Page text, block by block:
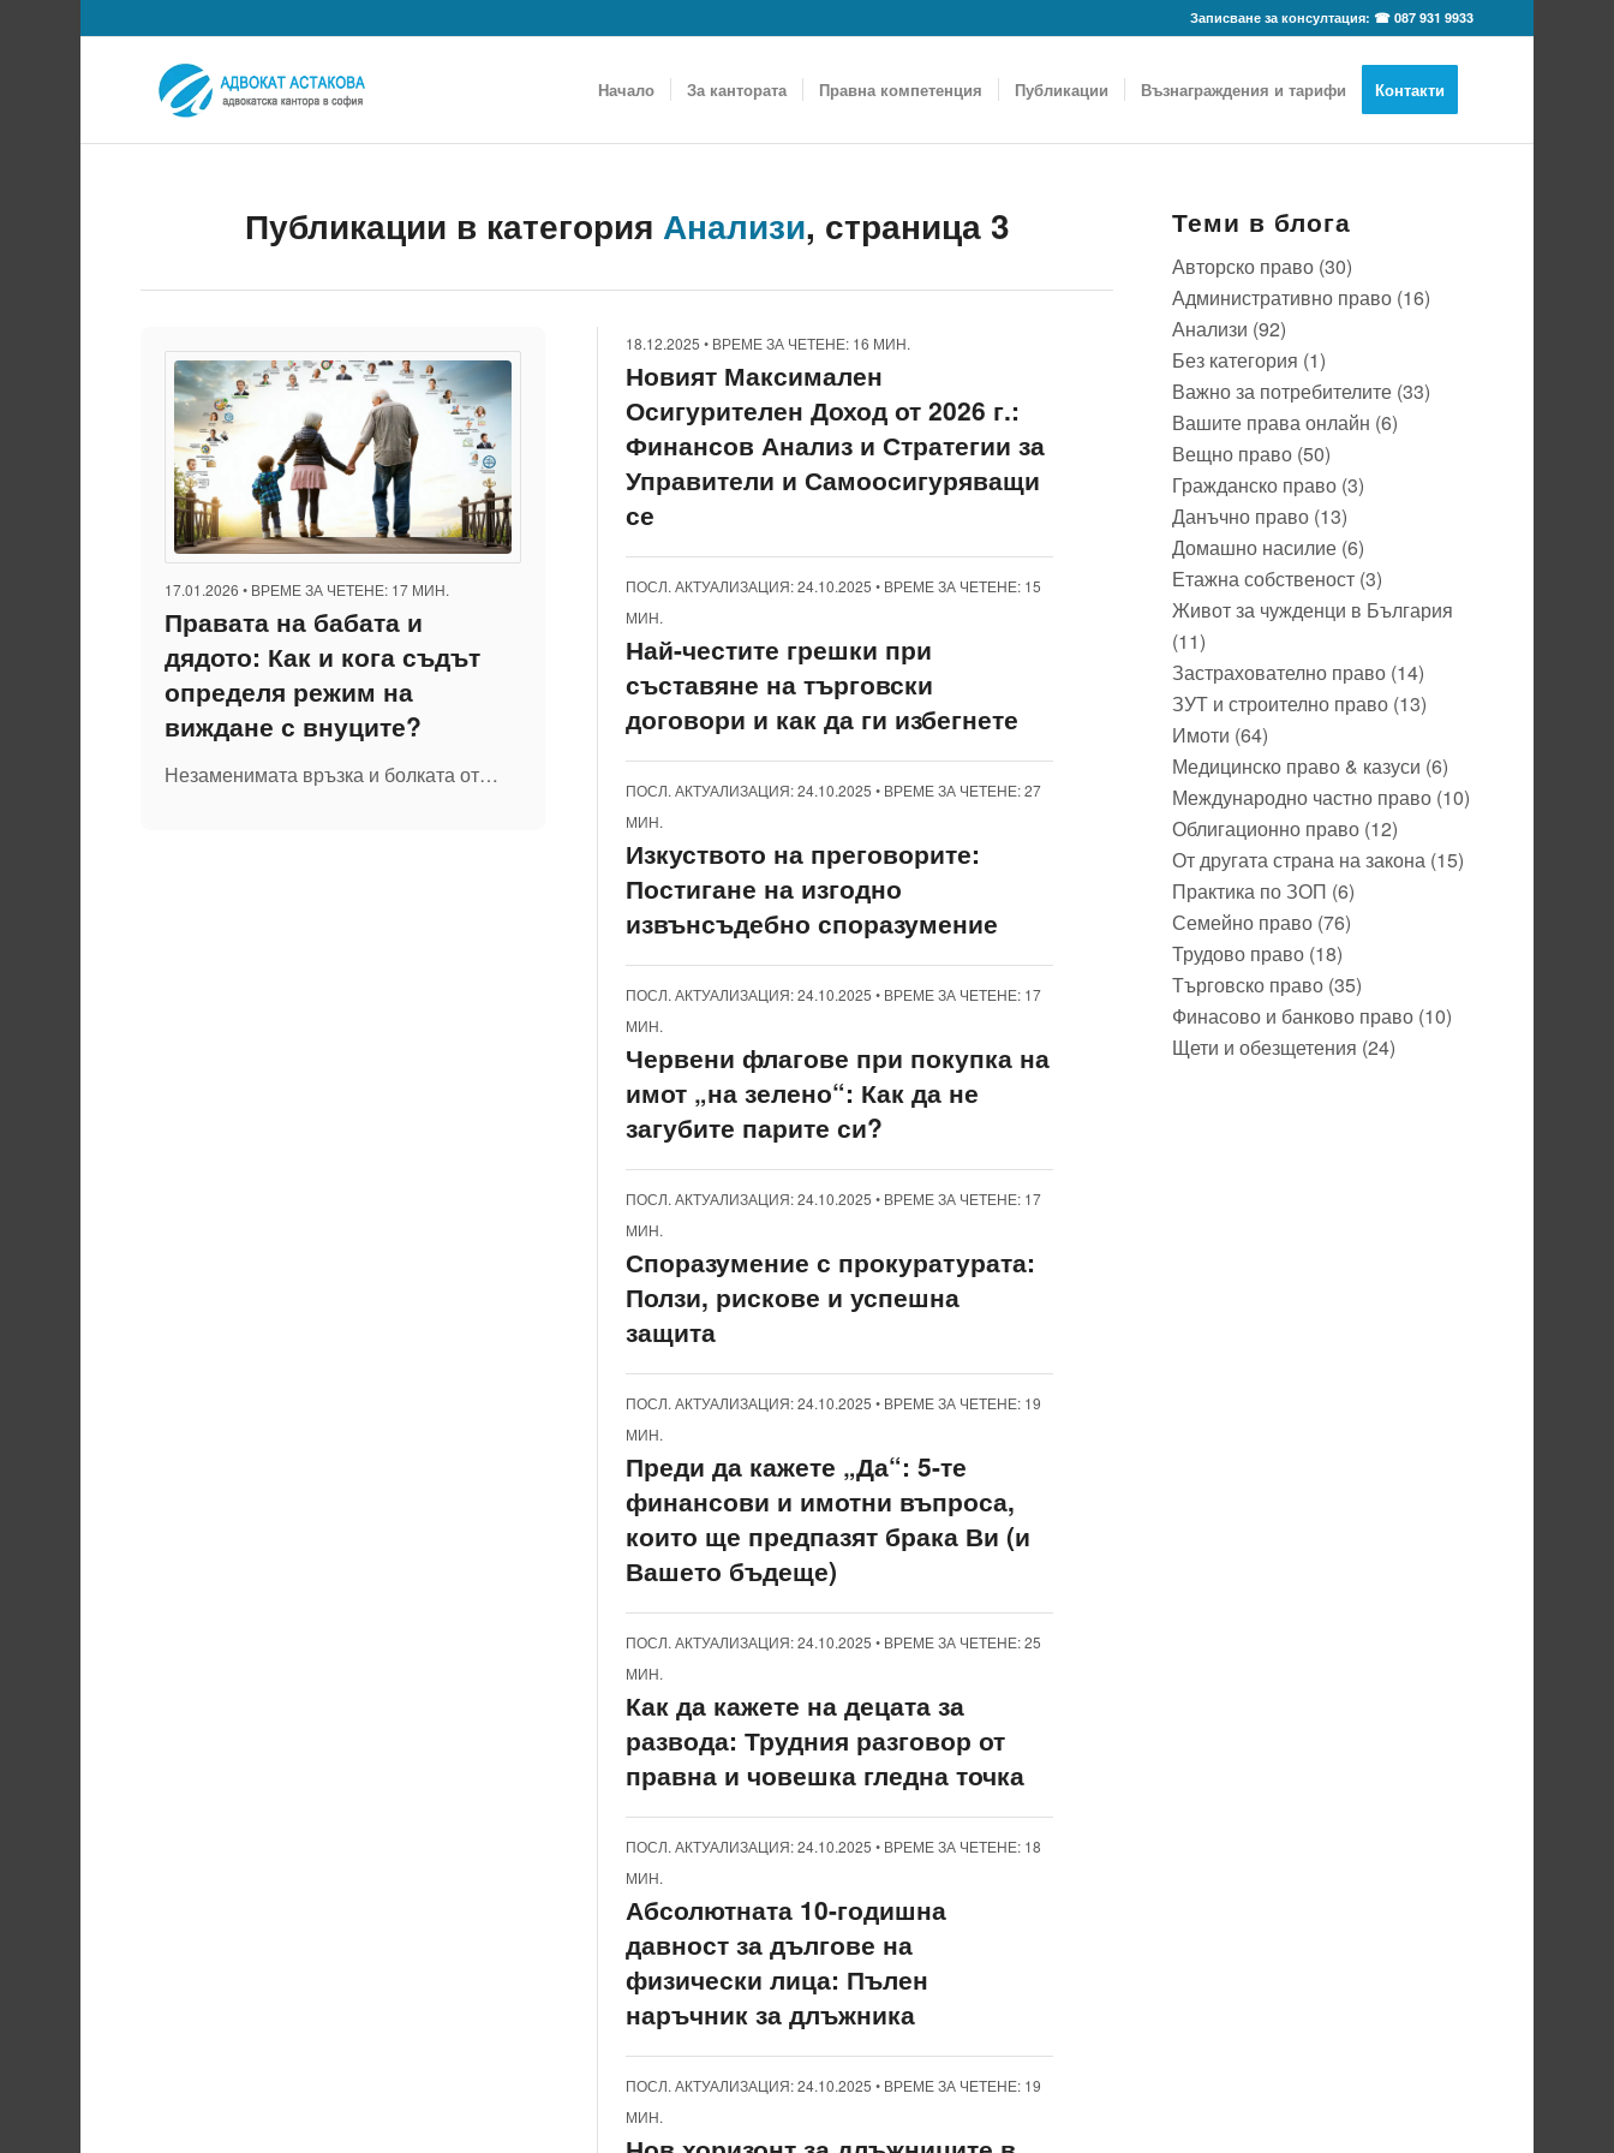
Записване за консултация: ☎ 087 931 9933
Начало За кантората Правна компетенция Публикации Възнаграждения и тарифи Контакти
Публикации в категория Анализи, страница 3
17.01.2026 • ВРЕМЕ ЗА ЧЕТЕНЕ: 17 МИН.
Правата на бабата и
дядото: Как и кога съдът
определя режим на
виждане с внуците?
Незаменимата връзка и болката от…
18.12.2025 • ВРЕМЕ ЗА ЧЕТЕНЕ: 16 МИН.
Новият Максимален
Осигурителен Доход от 2026 г.:
Финансов Анализ и Стратегии за
Управители и Самоосигуряващи
се
ПОСЛ. АКТУАЛИЗАЦИЯ: 24.10.2025 • ВРЕМЕ ЗА ЧЕТЕНЕ: 15
МИН.
Най-честите грешки при
съставяне на търговски
договори и как да ги избегнете
ПОСЛ. АКТУАЛИЗАЦИЯ: 24.10.2025 • ВРЕМЕ ЗА ЧЕТЕНЕ: 27
МИН.
Изкуството на преговорите:
Постигане на изгодно
извънсъдебно споразумение
ПОСЛ. АКТУАЛИЗАЦИЯ: 24.10.2025 • ВРЕМЕ ЗА ЧЕТЕНЕ: 17
МИН.
Червени флагове при покупка на
имот „на зелено“: Как да не
загубите парите си?
ПОСЛ. АКТУАЛИЗАЦИЯ: 24.10.2025 • ВРЕМЕ ЗА ЧЕТЕНЕ: 17
МИН.
Споразумение с прокуратурата:
Ползи, рискове и успешна
защита
ПОСЛ. АКТУАЛИЗАЦИЯ: 24.10.2025 • ВРЕМЕ ЗА ЧЕТЕНЕ: 19
МИН.
Преди да кажете „Да“: 5-те
финансови и имотни въпроса,
които ще предпазят брака Ви (и
Вашето бъдеще)
ПОСЛ. АКТУАЛИЗАЦИЯ: 24.10.2025 • ВРЕМЕ ЗА ЧЕТЕНЕ: 25
МИН.
Как да кажете на децата за
развода: Трудния разговор от
правна и човешка гледна точка
ПОСЛ. АКТУАЛИЗАЦИЯ: 24.10.2025 • ВРЕМЕ ЗА ЧЕТЕНЕ: 18
МИН.
Абсолютната 10-годишна
давност за дългове на
физически лица: Пълен
наръчник за длъжника
ПОСЛ. АКТУАЛИЗАЦИЯ: 24.10.2025 • ВРЕМЕ ЗА ЧЕТЕНЕ: 19
МИН.
Теми в блога
Авторско право (30)
Административно право (16)
Анализи (92)
Без категория (1)
Важно за потребителите (33)
Вашите права онлайн (6)
Вещно право (50)
Гражданско право (3)
Данъчно право (13)
Домашно насилие (6)
Етажна собственост (3)
Живот за чужденци в България
(11)
Застрахователно право (14)
ЗУТ и строително право (13)
Имоти (64)
Медицинско право & казуси (6)
Международно частно право (10)
Облигационно право (12)
От другата страна на закона (15)
Практика по ЗОП (6)
Семейно право (76)
Трудово право (18)
Търговско право (35)
Финасово и банково право (10)
Щети и обезщетения (24)